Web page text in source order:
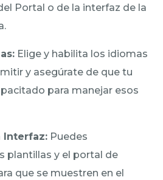
Portal o de la interfaz de la
Elige y habilita los idiomas
y asegúrate de que tu
para manejar esos
Interfaz: Puedes
plantillas y el portal de
que se muestren en el